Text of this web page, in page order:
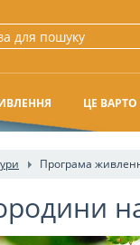
ЦЕ
Програма